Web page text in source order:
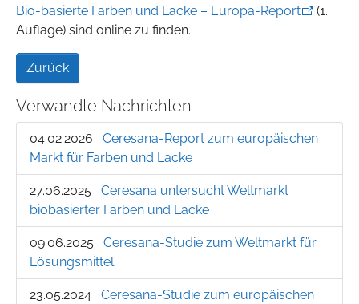
Bio-basierte Farben und Lacke – Europa-Report
(1.
Auflage) sind online zu finden.
Zurück
Verwandte Nachrichten
04.02.2026
Ceresana-Report zum europäischen
Markt für Farben und Lacke
27.06.2025
Ceresana untersucht Weltmarkt
biobasierter Farben und Lacke
09.06.2025
Ceresana-Studie zum Weltmarkt für
Lösungsmittel
23.05.2024
Ceresana-Studie zum europäischen